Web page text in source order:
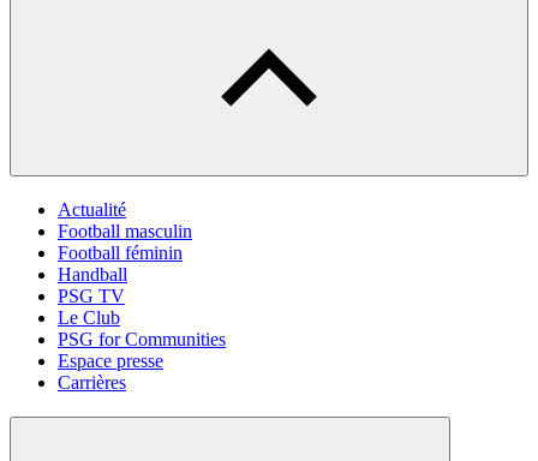
Actualité
Football masculin
Football féminin
Handball
PSG TV
Le Club
PSG for Communities
Espace presse
Carrières